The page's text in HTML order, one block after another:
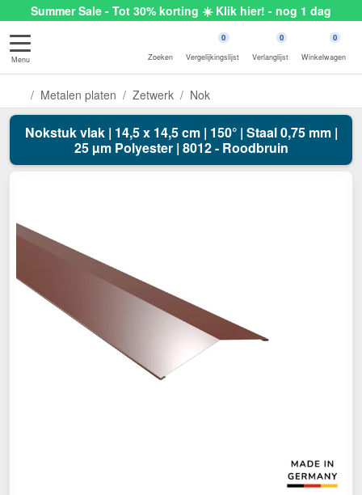
Summer Sale - Tot 30% korting ☀️ Klik hier! - nog 1 dag
Menu Zoeken
0
Vergelijkingslijst
0
Verlanglijst
0
Winkelwagen
Metalen platen Zetwerk Nok
Nokstuk vlak | 14,5 x 14,5 cm | 150° | Staal 0,75 mm |
25 µm Polyester | 8012 - Roodbruin